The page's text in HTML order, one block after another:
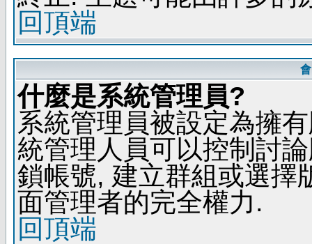
回頂端
什麼是系統管理員?
系統管理員被設定為擁
統管理人員可以控制討
鎖帳號, 建立群組或選擇
面管理者的完全權力.
回頂端